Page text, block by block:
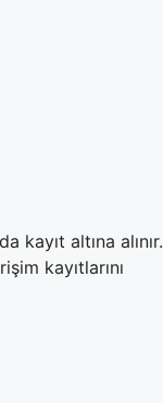
kayıt altına alınır.
kayıtlarını